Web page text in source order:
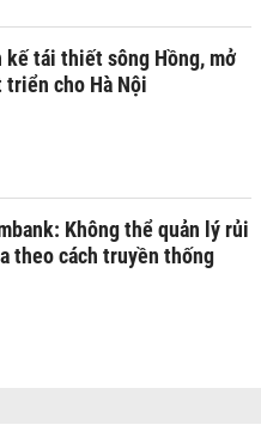
kế tái thiết sông Hồng, mở
triển cho Hà Nội
Không thể quản lý rủi
theo cách truyền thống